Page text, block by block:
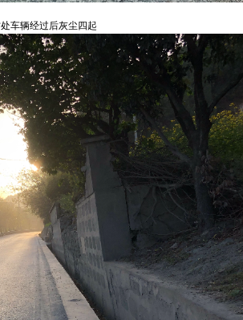
车辆经过后灰尘四起